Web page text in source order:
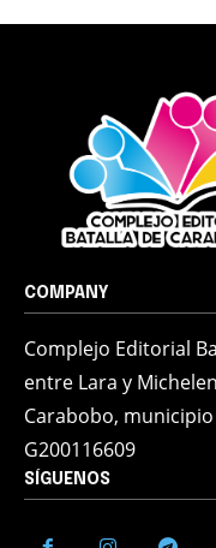
COMPANY
Complejo Editorial
entre Lara y
Carabobo, municipio
G200116609
SÍGUENOS